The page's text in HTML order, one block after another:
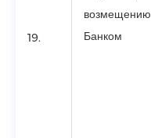
19.
возмещению
Банком